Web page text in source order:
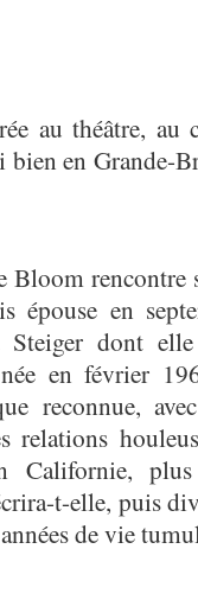
au théâtre, au
bien en Grande-
Bloom rencontre
épouse en
Steiger dont
en février
reconnue,
relations
Californie, plus
t-elle, puis
de vie